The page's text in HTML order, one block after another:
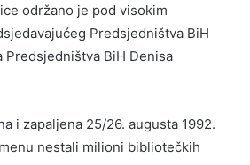
održano je pod visokim
Predsjedništva BiH
Predsjedništva BiH Denisa
i zapaljena 25/26. augusta 1992.
nestali milioni bibliotečkih